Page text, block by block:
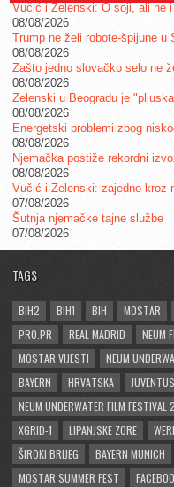
Vučić i Zelenski: O soji, ali ne i
08/08/2026
Trump ne želi robote-špijune u
08/08/2026
Zašto jedno slovačko selo ne
08/08/2026
Zelenski u Beogradu je
08/08/2026
Energetski problemi zbog
08/08/2026
Njemačka postiže rekordni
08/08/2026
Vučić i Zelenski: zajedno kroz
07/08/2026
Šutnja njemačke tajne službe
07/08/2026
TAGS
BIH2 BIH1 BIH MOSTAR
PRO.PR
REAL MADRID NEUM
MOSTAR VIJESTI
NEUM
BAYERN
HRVATSKA JUVENTUS
NEUM UNDERWATER FILM
XGRID-1
LIPANJSKE ZORE
ŠIROKI BRIJEG
BAYERN MUNICH
MOSTAR SUMMER FEST